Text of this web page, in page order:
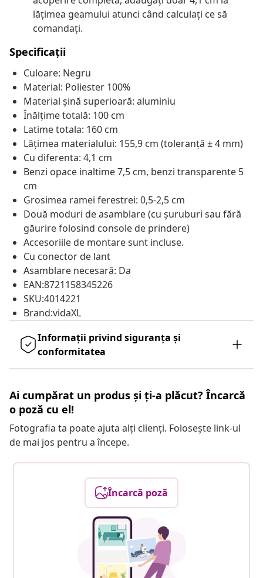
lățimea geamului atunci când calculați ce să
comandați.
Specificații
Culoare: Negru
Material: Poliester 100%
Material șină superioară: aluminiu
Înălțime totală: 100 cm
Latime totala: 160 cm
Lățimea materialului: 155,9 cm (toleranță ± 4 mm)
Cu diferenta: 4,1 cm
Benzi opace inaltime 7,5 cm, benzi transparente 5
cm
Grosimea ramei ferestrei: 0,5-2,5 cm
Două moduri de asamblare (cu șuruburi sau fără
găurire folosind console de prindere)
Accesoriile de montare sunt incluse.
Cu conector de lant
Asamblare necesară: Da
EAN:8721158345226
SKU:4014221
Brand:vidaXL
Informații privind siguranța și
conformitatea
Ai cumpărat un produs și ți-a plăcut? Încarcă
o poză cu el!
Fotografia ta poate ajuta alți clienți. Folosește link-ul
de mai jos pentru a începe.
Încarcă poză